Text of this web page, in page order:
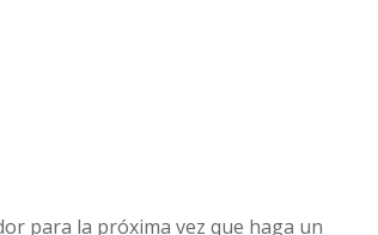
para la próxima vez que haga un